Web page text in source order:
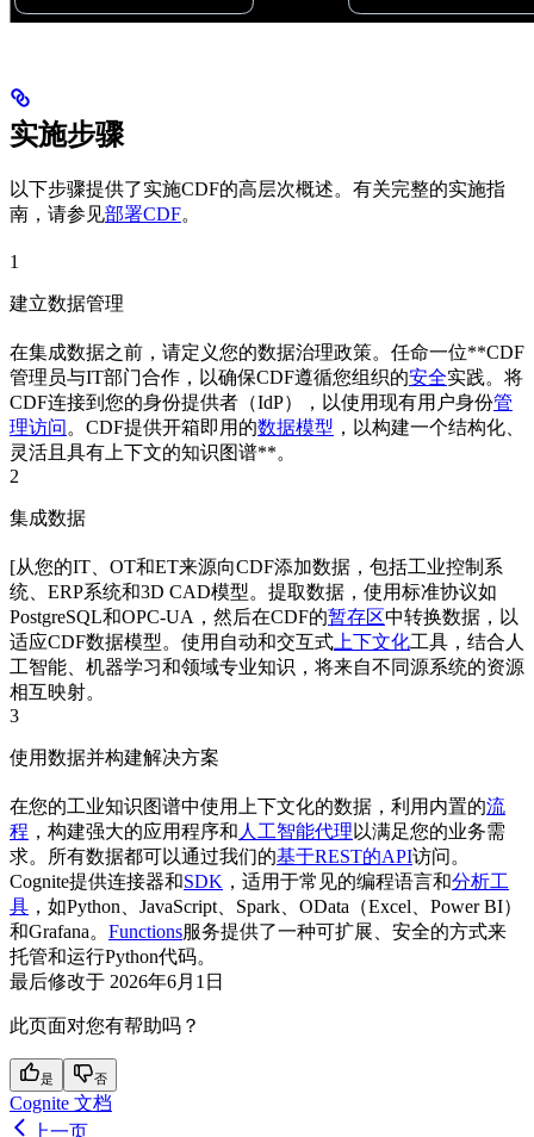
实施步骤
以下步骤提供了实施CDF的高层次概述。有关完整的实施指
南，请参见部署CDF。
1
建立数据管理
在集成数据之前，请定义您的数据治理政策。任命一位**CDF
管理员与IT部门合作，以确保CDF遵循您组织的安全实践。将
CDF连接到您的身份提供者（IdP），以使用现有用户身份管
理访问 。 CDF提供开箱即用的数据模型 ，以构建一个结构化、
灵活且具有上下文的知识图谱**。
2
集成数据
[从您的IT OT和ET来源向CDF添加数据，包括工业控制系
统、ERP系统和3D CAD模型。 提取数据，使用标准协议如
PostgreSQL和OPC-UA ，然后在CDF的暂存区中转换数据，以
适应CDF数据模型。使用自动和交互式 上下文化工具，结合人
工智能、机器学习和领域专业知识，将来自不同源系统的资源
相互映射。
3
使用数据并构建解决方案
在您的工业知识图谱中使用上下文化的数据，利用内置的流
程 ，构建强大的应用程序和 人工智能代理 以满足您的业务需
求。所有数据都可以通过我们的基于REST的API访问。
Cognite提供连接器和SDK ，适用于常见的编程语言和分析工
具 ，如Python JavaScript Spark OData （Excel Power BI）
和Grafana。 Functions服务提供了一种可扩展、安全的方式来
托管和运行Python代码。
最后修改于 2026年6月1日
此页面对您有帮助吗？
是 否
Cognite 文档
上一页